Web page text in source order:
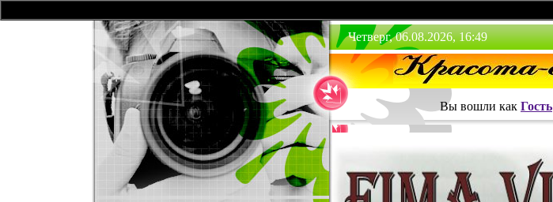
Четверг, 06.08.2026, 16:49
Вы вошли как Гость